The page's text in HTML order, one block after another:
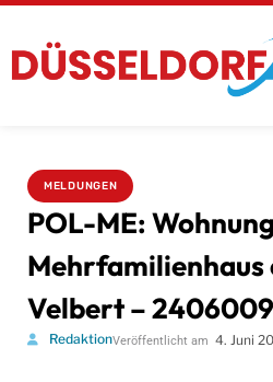
MELDUNGEN
POL-ME:
Mehrfamilienhaus
Velbert – 2406009
RedaktionVeröffentlicht am 4. Juni